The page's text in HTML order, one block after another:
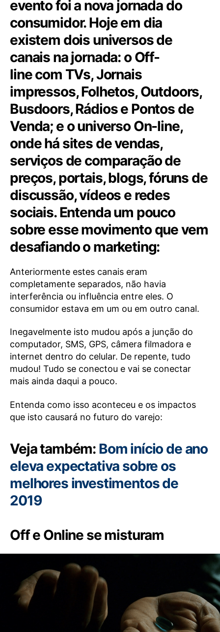
evento foi a nova jornada do
consumidor. Hoje em dia
existem dois universos de
canais na jornada: o Off-
linecom TVs, Jornais
impressos, Folhetos, Outdoors,
Busdoors, Rádios e Pontos de
Venda; e o universo On-line,
onde há sites de vendas,
serviços de comparação de
preços, portais, blogs, fóruns de
discussão, vídeos e redes
sociais. Entenda um pouco
sobre esse movimento que vem
desafiando o marketing:
Anteriormente estes canais eram
completamente separados, não havia
interferência ou influência entre eles. O
consumidor estava em um ou em outro canal.
Inegavelmente isto mudou após a junção do
computador, SMS, GPS, câmera filmadora e
internet dentro do celular. De repente, tudo
mudou! Tudo se conectou e vai se conectar
mais ainda daqui a pouco.
Entenda como isso aconteceu e os impactos
que isto causará no futuro do varejo:
Veja também: Bom início de ano
eleva expectativa sobre os
melhores investimentos de
2019
Off e Online se misturam